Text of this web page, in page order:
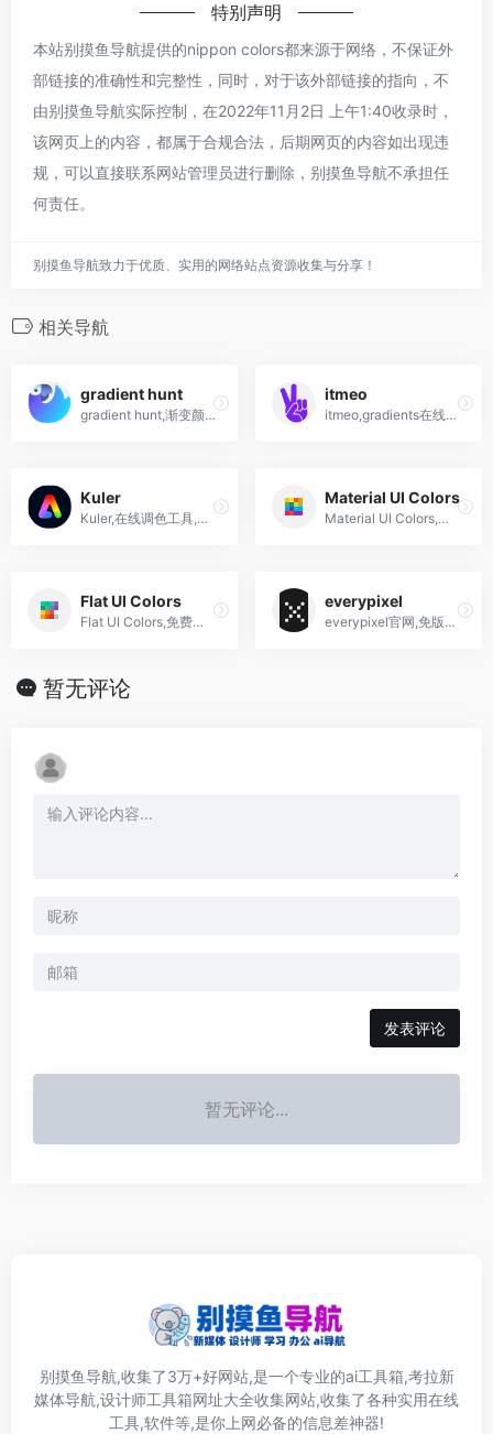
特别声明
本站别摸鱼导航提供的nippon colors都来源于网络，不保证外
部链接的准确性和完整性，同时，对于该外部链接的指向，不
由别摸鱼导航实际控制，在2022年11月2日 上午1:40收录时，
该网页上的内容，都属于合规合法，后期网页的内容如出现违
规，可以直接联系网站管理员进行删除，别摸鱼导航不承担任
何责任。
别摸鱼导航致力于优质、实用的网络站点资源收集与分享！
相关导航
gradient hunt
gradient hunt,渐变颜色集合网站,色卡,调色表
itmeo
itmeo,gradients在线配色网站,色卡表,适合设计师和创意人员的时尚模板
Kuler
Kuler,在线调色工具,色卡网站,Adobe官方御用配色插件
Material UI Colors
Material UI Colors,配色卡网站,调色板
Flat UI Colors
Flat UI Colors,免费高颜值的扁平化设计调色板,色卡网站
everypixel
everypixel官网,免版税, 无版权图片搜索引擎
暂无评论
发表评论
暂无评论...
别摸鱼导航,收集了3万+好网站,是一个专业的ai工具箱,考拉新
媒体导航,设计师工具箱网址大全收集网站,收集了各种实用在线
工具,软件等,是你上网必备的信息差神器!